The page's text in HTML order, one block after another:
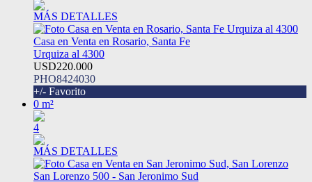
MÁS DETALLES
Casa en Venta en Rosario, Santa Fe
Urquiza al 4300
USD220.000
PHO8424030
+/- Favorito
0 m²
4
MÁS DETALLES